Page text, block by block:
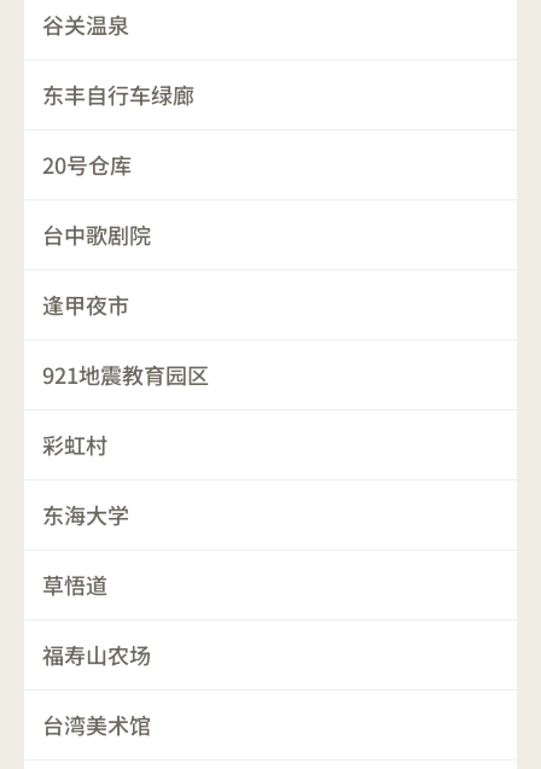
谷关温泉
东丰自行车绿廊
20号仓库
台中歌剧院
逢甲夜市
921地震教育园区
彩虹村
东海大学
草悟道
福寿山农场
台湾美术馆